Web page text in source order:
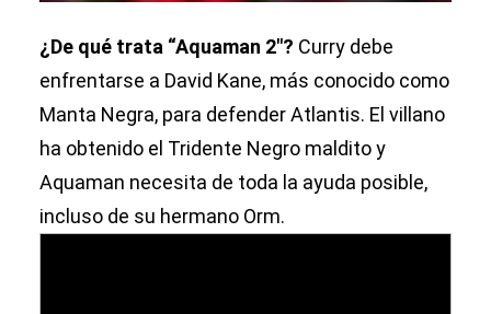
¿De qué trata “Aquaman 2″? Curry debe
enfrentarse a David Kane, más conocido como
Manta Negra, para defender Atlantis. El villano
ha obtenido el Tridente Negro maldito y
Aquaman necesita de toda la ayuda posible,
incluso de su hermano Orm.